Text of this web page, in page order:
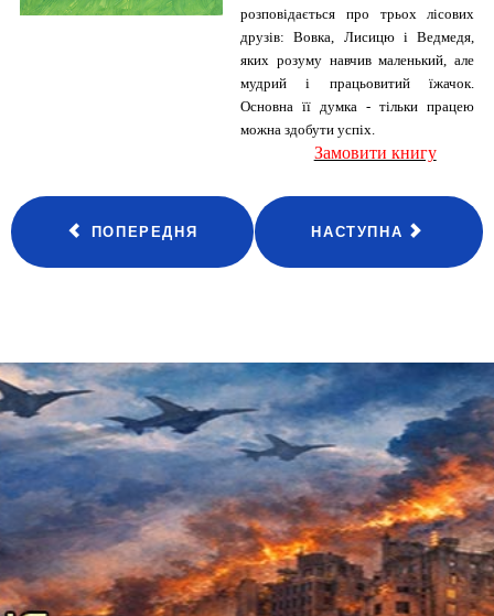
розповідається про трьох лісових
друзів: Вовка, Лисицю і Ведмедя,
яких розуму навчив маленький, але
мудрий і працьовитий їжачок.
Основна її думка - тільки працею
можна здобути успіх.
Замовити книгу
ПОПЕРЕДНЯ НАСТУПНА